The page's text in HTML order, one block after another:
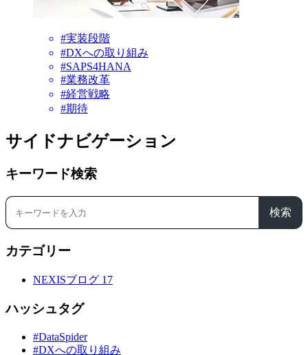
#実装段階
#DXへの取り組み
#SAPS4HANA
#業務改革
#経営戦略
#期待
サイドナビゲーション
キーワード検索
検索
カテゴリー
NEXISブログ 17
ハッシュタグ
#DataSpider
#DXへの取り組み